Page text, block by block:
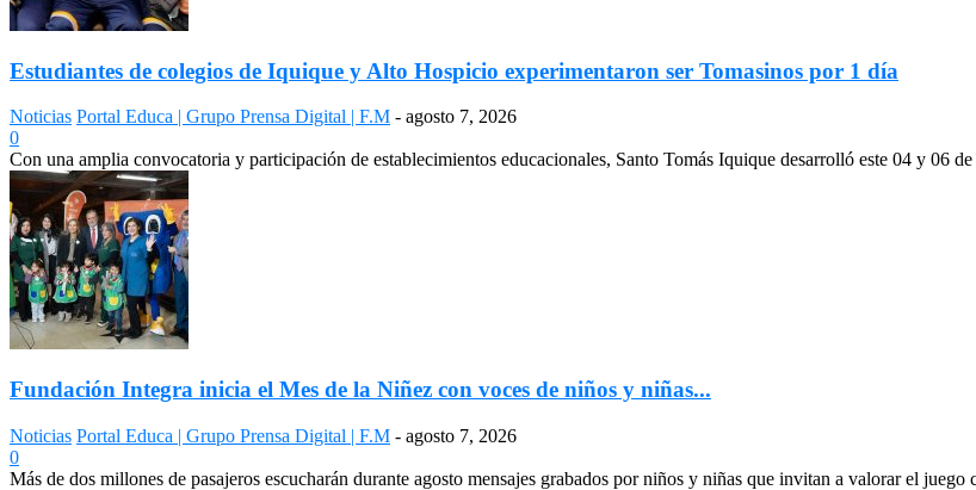
Estudiantes de colegios de Iquique y Alto Hospicio experimentaron ser Tomasinos por 1 día
Noticias Portal Educa | Grupo Prensa Digital | F.M - agosto 7, 2026
0
Con una amplia convocatoria y participación de establecimientos educacionales, Santo Tomás Iquique desarrolló este 04 y 06
Fundación Integra inicia el Mes de la Niñez con voces de niños y niñas...
Noticias Portal Educa | Grupo Prensa Digital | F.M - agosto 7, 2026
0
Más de dos millones de pasajeros escucharán durante agosto mensajes grabados por niños y niñas que invitan a valorar el juego